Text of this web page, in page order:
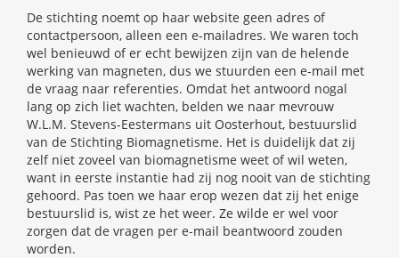
De stichting noemt op haar website geen adres of
contactpersoon, alleen een e-mailadres. We waren toch
wel benieuwd of er echt bewijzen zijn van de helende
werking van magneten, dus we stuurden een e-mail met
de vraag naar referenties. Omdat het antwoord nogal
lang op zich liet wachten, belden we naar mevrouw
W.L.M. Stevens-Eestermans uit Oosterhout, bestuurslid
van de Stichting Biomagnetisme. Het is duidelijk dat zij
zelf niet zoveel van biomagnetisme weet of wil weten,
want in eerste instantie had zij nog nooit van de stichting
gehoord. Pas toen we haar erop wezen dat zij het enige
bestuurslid is, wist ze het weer. Ze wilde er wel voor
zorgen dat de vragen per e-mail beantwoord zouden
worden.